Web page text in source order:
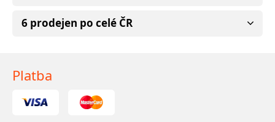
6 prodejen po celé ČR
Platba